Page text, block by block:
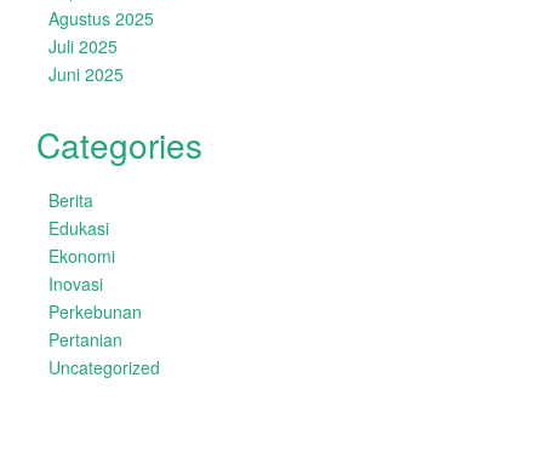
Agustus 2025
Juli 2025
Juni 2025
Categories
Berita
Edukasi
Ekonomi
Inovasi
Perkebunan
Pertanian
Uncategorized